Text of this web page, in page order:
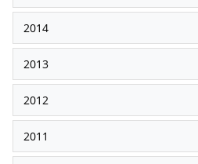
2014
2013
2012
2011